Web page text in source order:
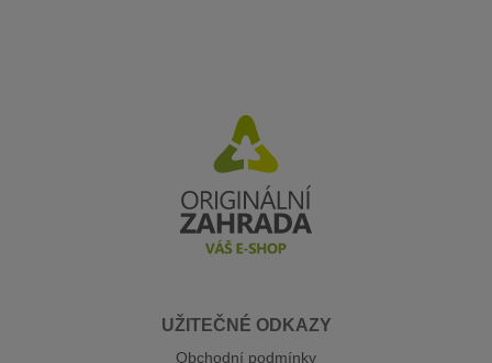
UŽITEČNÉ ODKAZY
Obchodní podmínky